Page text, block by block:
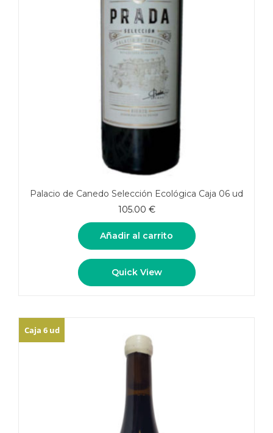
Palacio de Canedo Selección Ecológica Caja 06 ud
105.00 €
Añadir al carrito
Quick View
Caja 6 ud